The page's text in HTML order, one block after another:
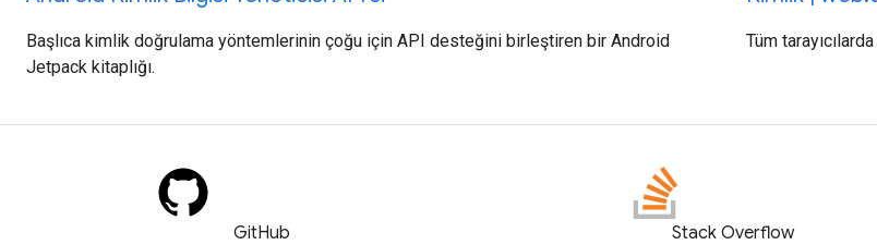
Başlıca kimlik doğrulama yöntemlerinin çoğu için API desteğini birleştiren bir Android
Jetpack kitaplığı.
Tüm
GitHub Stack Overflow